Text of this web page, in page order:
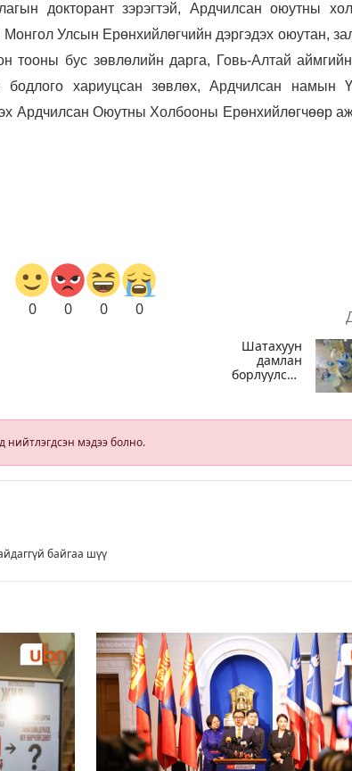
докторант зэрэгтэй, Ардчилсан оюутны
Монгол Улсын Ерөнхийлөгчийн дэргэдэх оюутан,
тооны бус зөвлөлийн дарга, Говь-Алтай
бодлого хариуцсан зөвлөх,Ардчилсан намын
Ардчилсан Оюутны Холбооны Ерөнхийлөгчөөр
0 0 0 0
Шатахуун
дамлан
борлуулсан
шалгаж байна
нийтлэгдсэн мэдээ болно.
байгаа шүү